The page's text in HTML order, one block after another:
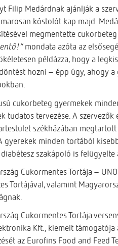
Filip Medárdnak ajánlják a
kóstolót kap majd.
megmentette
mondata azóta az
példázza, hogy a
hozni – épp úgy, ahogy
cukorbeteg gyermekek
tudatos tervezése. A
székházában
gyerekek minden tortából
szakápoló is felügyelte
Cukormentes Tortája –
Tortájával, valamint
Cukormentes Tortája
Kft., kiemelt
az Eurofins Food and Feed